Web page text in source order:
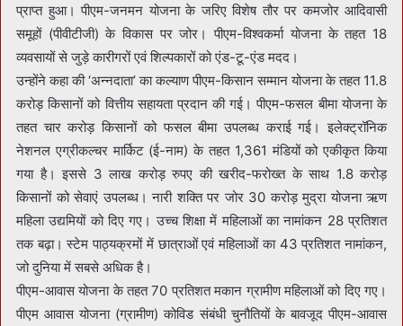
प्राप्त हुआ। पीएम-जनमन योजना के जरिए विशेष तौर पर कमजोर आदिवासी
समूहों (पीवीटीजी) के विकास पर जोर। पीएम-विश्वकर्मा योजना के तहत 18
व्यवसायों से जुड़े कारीगरों एवं शिल्पकारों को एंड-टू-एंड मदद।
उन्होंने कहा की ‘अन्नदाता’ का कल्याण पीएम-किसान सम्मान योजना के तहत 11.8
करोड़ किसानों को वित्तीय सहायता प्रदान की गई। पीएम-फसल बीमा योजना के
तहत चार करोड़ किसानों को फसल बीमा उपलब्ध कराई गई। इलेक्ट्रॉनिक
नेशनल एग्रीकल्चर मार्किट (ई-नाम) के तहत 1,361 मंडियों को एकीकृत किया
गया है। इससे 3 लाख करोड़ रुपए की खरीद-फरोख्त के साथ 1.8 करोड़
किसानों को सेवाएं उपलब्ध। नारी शक्ति पर जोर 30 करोड़ मुद्रा योजना ऋण
महिला उद्यमियों को दिए गए। उच्च शिक्षा में महिलाओं का नामांकन 28 प्रतिशत
तक बढ़ा। स्टेम पाठ्यक्रमों में छात्राओं एवं महिलाओं का 43 प्रतिशत नामांकन,
जो दुनिया में सबसे अधिक है।
पीएम-आवास योजना के तहत 70 प्रतिशत मकान ग्रामीण महिलाओं को दिए गए।
पीएम आवास योजना (ग्रामीण) कोविड संबंधी चुनौतियों के बावजूद पीएम-आवास